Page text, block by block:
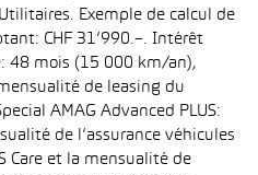
Exemple de calcul de
CHF 31’990.–. Intérêt
48 mois (15 000 km/an),
de leasing du
AMAG Advanced PLUS:
de l’assurance véhicules
Care et la mensualité de